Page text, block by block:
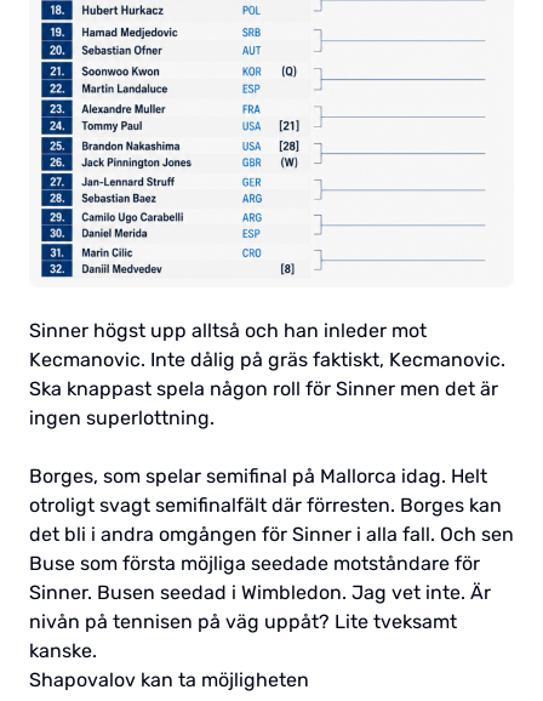
Sinner högst upp alltså och han inleder mot
Kecmanovic. Inte dålig på gräs faktiskt, Kecmanovic.
Ska knappast spela någon roll för Sinner men det är
ingen superlottning.
Borges, som spelar semifinal på Mallorca idag. Helt
otroligt svagt semifinalfält där förresten. Borges kan
det bli i andra omgången för Sinner i alla fall. Och sen
Buse som första möjliga seedade motståndare för
Sinner. Busen seedad i Wimbledon. Jag vet inte. Är
nivån på tennisen på väg uppåt? Lite tveksamt
kanske.
Shapovalov kan ta möjligheten